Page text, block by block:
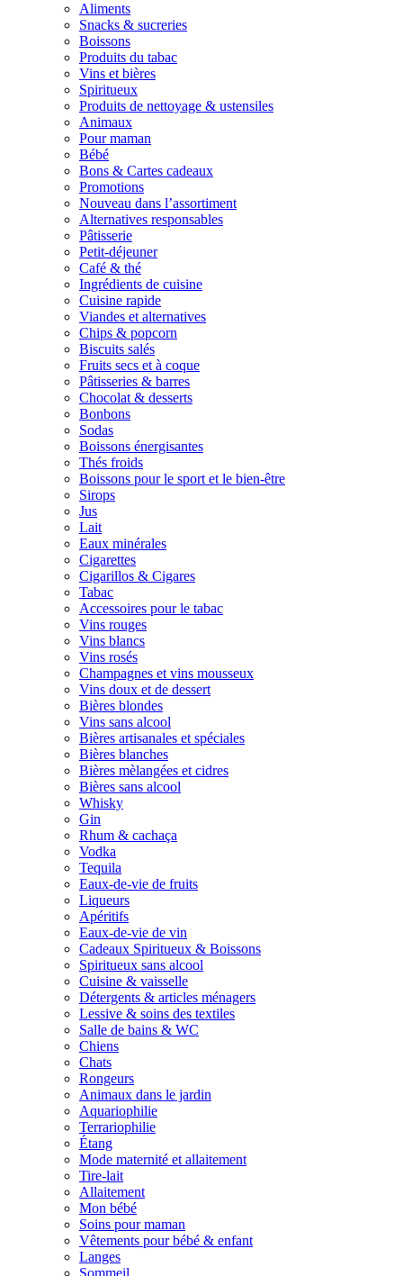
Aliments
Snacks & sucreries
Boissons
Produits du tabac
Vins et bières
Spiritueux
Produits de nettoyage & ustensiles
Animaux
Pour maman
Bébé
Bons & Cartes cadeaux
Promotions
Nouveau dans l’assortiment
Alternatives responsables
Pâtisserie
Petit-déjeuner
Café & thé
Ingrédients de cuisine
Cuisine rapide
Viandes et alternatives
Chips & popcorn
Biscuits salés
Fruits secs et à coque
Pâtisseries & barres
Chocolat & desserts
Bonbons
Sodas
Boissons énergisantes
Thés froids
Boissons pour le sport et le bien-être
Sirops
Jus
Lait
Eaux minérales
Cigarettes
Cigarillos & Cigares
Tabac
Accessoires pour le tabac
Vins rouges
Vins blancs
Vins rosés
Champagnes et vins mousseux
Vins doux et de dessert
Bières blondes
Vins sans alcool
Bières artisanales et spéciales
Bières blanches
Bières mèlangées et cidres
Bières sans alcool
Whisky
Gin
Rhum & cachaça
Vodka
Tequila
Eaux-de-vie de fruits
Liqueurs
Apéritifs
Eaux-de-vie de vin
Cadeaux Spiritueux & Boissons
Spiritueux sans alcool
Cuisine & vaisselle
Détergents & articles ménagers
Lessive & soins des textiles
Salle de bains & WC
Chiens
Chats
Rongeurs
Animaux dans le jardin
Aquariophilie
Terrariophilie
Étang
Mode maternité et allaitement
Tire-lait
Allaitement
Mon bébé
Soins pour maman
Vêtements pour bébé & enfant
Langes
Sommeil